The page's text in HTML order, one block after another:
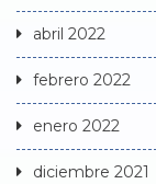
abril 2022
febrero 2022
enero 2022
diciembre 2021